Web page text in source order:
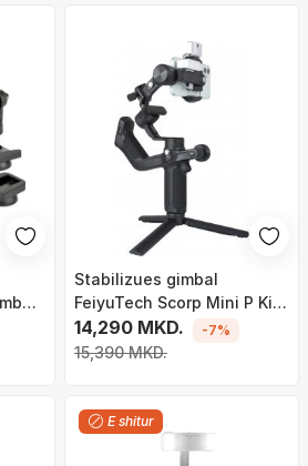
Stabilizues gimbal
FeiyuTech Scorp Mini P Kit,
për smartphone, 0.52 kg, i
zi
14,290 MKD.
15,390 MKD.
-7%
E shitur